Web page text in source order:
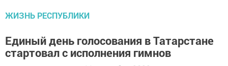
ЖИЗНЬ РЕСПУБЛИКИ
Единый день голосования в Татарстане
стартовал с исполнения гимнов